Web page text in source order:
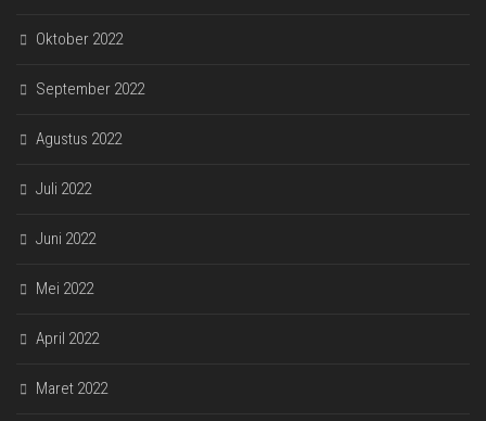
Oktober 2022
September 2022
Agustus 2022
Juli 2022
Juni 2022
Mei 2022
April 2022
Maret 2022